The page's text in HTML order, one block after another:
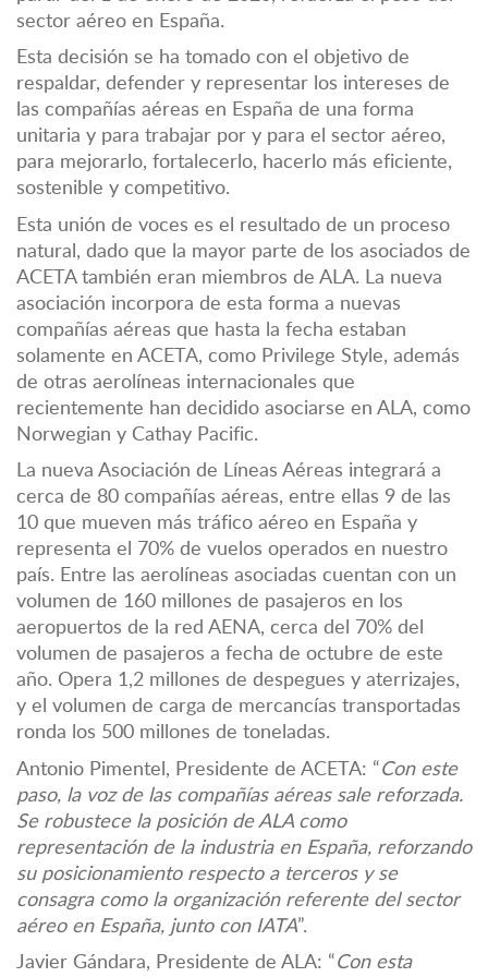
sector aéreo en España.
Esta decisión se ha tomado con el objetivo de
respaldar, defender y representar los intereses de
las compañías aéreas en España de una forma
unitaria y para trabajar por y para el sector aéreo,
para mejorarlo, fortalecerlo, hacerlo más eficiente,
sostenible y competitivo.
Esta unión de voces es el resultado de un proceso
natural, dado que la mayor parte de los asociados de
ACETA también eran miembros de ALA. La nueva
asociación incorpora de esta forma a nuevas
compañías aéreas que hasta la fecha estaban
solamente en ACETA, como Privilege Style, además
de otras aerolíneas internacionales que
recientemente han decidido asociarse en ALA, como
Norwegian y Cathay Pacific.
La nueva Asociación de Líneas Aéreas integrará a
cerca de 80 compañías aéreas, entre ellas 9 de las
10 que mueven más tráfico aéreo en España y
representa el 70% de vuelos operados en nuestro
país. Entre las aerolíneas asociadas cuentan con un
volumen de 160 millones de pasajeros en los
aeropuertos de la red AENA, cerca del 70% del
volumen de pasajeros a fecha de octubre de este
año. Opera 1,2 millones de despegues y aterrizajes,
y el volumen de carga de mercancías transportadas
ronda los 500 millones de toneladas.
Antonio Pimentel, Presidente de ACETA: “Con este
paso, la voz de las compañías aéreas sale reforzada.
Se robustece la posición de ALA como
representación de la industria en España, reforzando
su posicionamiento respecto a terceros y se
consagra como la organización referente del sector
aéreo en España, junto con IATA”.
Javier Gándara, Presidente de ALA: “Con esta